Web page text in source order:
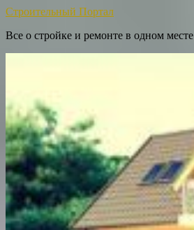
Строительный Портал
Все о стройке и ремонте в одном месте